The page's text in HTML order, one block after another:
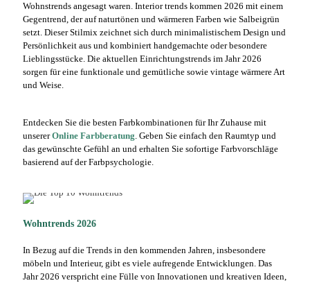
Wohnstrends angesagt waren. Interior trends kommen 2026 mit einem
Gegentrend, der auf naturtönen und wärmeren Farben wie Salbeigrün
setzt. Dieser Stilmix zeichnet sich durch minimalistischem Design und
Persönlichkeit aus und kombiniert handgemachte oder besondere
Lieblingsstücke. Die aktuellen Einrichtungstrends im Jahr 2026
sorgen für eine funktionale und gemütliche sowie vintage wärmere Art
und Weise.
Entdecken Sie die besten Farbkombinationen für Ihr Zuhause mit
unsererOnline Farbberatung. Geben Sie einfach den Raumtyp und
das gewünschte Gefühl an und erhalten Sie sofortige Farbvorschläge
basierend auf der Farbpsychologie.
Wohntrends 2026
In Bezug auf die Trends in den kommenden Jahren, insbesondere
möbeln und Interieur, gibt es viele aufregende Entwicklungen. Das
Jahr 2026 verspricht eine Fülle von Innovationen und kreativen Ideen,